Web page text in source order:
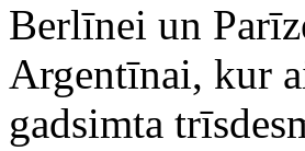
Berlīnei un
Argentīnai, kur
gadsimta